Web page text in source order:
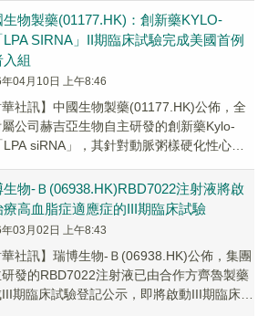
生物製藥(01177.HK)：創新藥KYLO-
LPA SIRNA」II期臨床試驗完成美國首例
入組
04月10日 上午8:46
華社訊】中國生物製藥(01177.HK)公佈，全
公司赫吉亞生物自主研發的創新藥Kylo-
LPA siRNA」，其針對動脈粥樣硬化性心血
生物-Ｂ(06938.HK)​RBD7022注射液將啟
療高血脂症適應症的III期臨床試驗
03月02日 上午8:43
華社訊】瑞博生物-Ｂ(06938.HK)公佈，集團
研發的RBD7022注射液已由合作方齊魯製藥
期臨床試驗登記公示，即將啟動III期臨床試